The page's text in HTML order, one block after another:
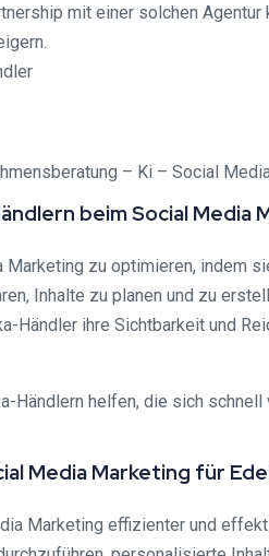
mit einer solchen
– Ki – Social
beim Social
zu optimieren, indem
Inhalte zu planen und zu
Händler ihre Sichtbarkeit und
Händlern helfen, die sich
Media Marketing für
Marketing effizienter und